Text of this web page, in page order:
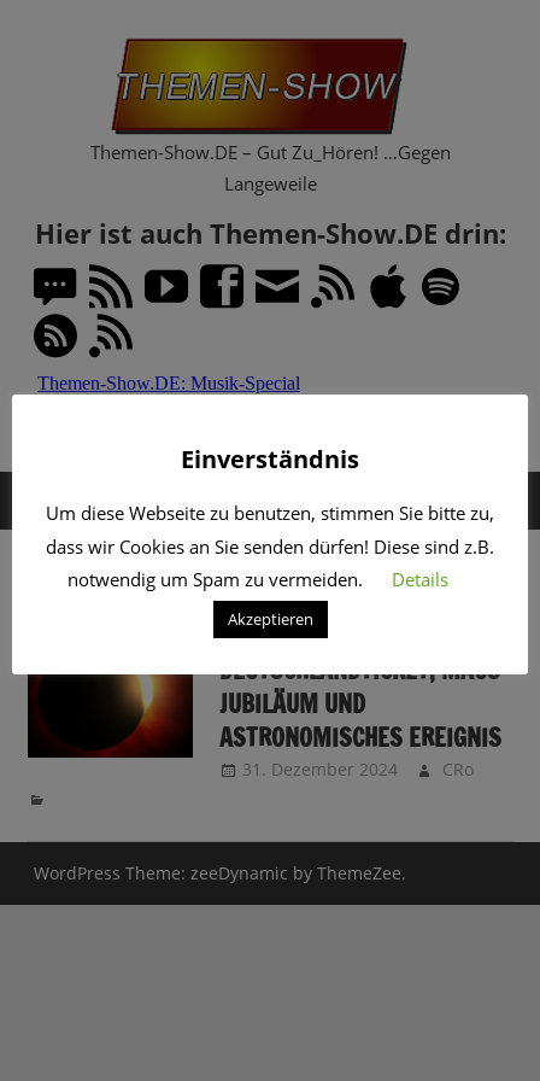
Themen-Show.DE – Gut Zu_Hören! …Gegen
Langeweile
Hier ist auch Themen-Show.DE drin:
MENÜ
SCHLAGWORT:MAUS
2025 WIRD SUPER!
DEUTSCHLANDTICKET, MAUS-
JUBILÄUM UND
ASTRONOMISCHES EREIGNIS
31. Dezember 2024 CRo
WordPress Theme: zeeDynamic by ThemeZee.
Einverständnis
Um diese Webseite zu benutzen, stimmen Sie bitte zu,
dass wir Cookies an Sie senden dürfen! Diese sind z.B.
notwendig um Spam zu vermeiden.
Details
Akzeptieren